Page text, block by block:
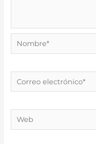
Nombre*
Correo
electrónico*
Web